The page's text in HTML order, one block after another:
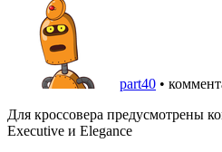
part40 •
Для кроссовера предусмотрены
Executive и Elegance